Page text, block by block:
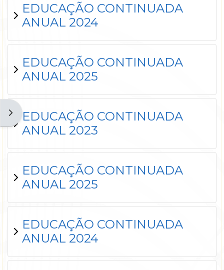
Abrir gaveta de blocos
EDUCAÇÃO CONTINUADA
ANUAL 2024
EDUCAÇÃO CONTINUADA
ANUAL 2025
EDUCAÇÃO CONTINUADA
ANUAL 2023
EDUCAÇÃO CONTINUADA
ANUAL 2025
EDUCAÇÃO CONTINUADA
ANUAL 2024